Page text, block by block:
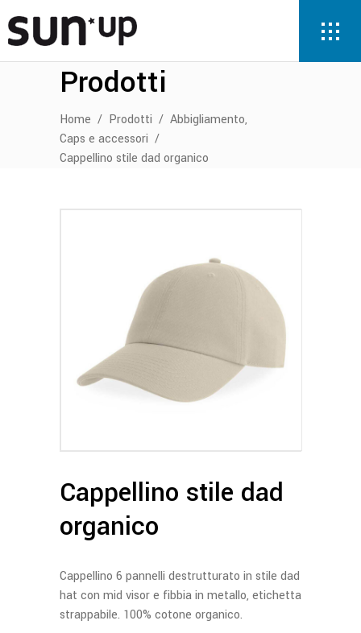
Prodotti
Home / Prodotti / Abbigliamento,
Caps e accessori /
Cappellino stile dad organico
Cappellino stile dad
organico
Cappellino 6 pannelli destrutturato in stile dad
hat con mid visor e fibbia in metallo, etichetta
strappabile. 100% cotone organico.